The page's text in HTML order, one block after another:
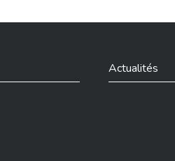
Actualités